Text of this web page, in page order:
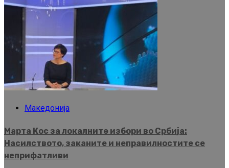
Македонија
Марта Кос за локалните избори во Србија:
Насилството, заканите и неправилностите се
неприфатливи